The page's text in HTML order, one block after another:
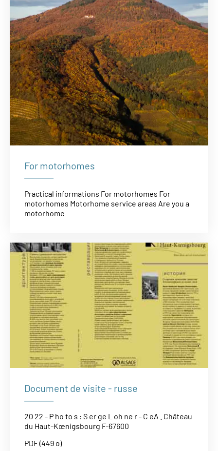
For motorhomes
Practical informations For motorhomes For
motorhomes Motorhome service areas Are you a
motorhome
Document de visite - russe
20 22 - P ho to s : S er ge L oh ne r - C eA . Château
du Haut-Kœnigsbourg F-67600
PDF (449 o)